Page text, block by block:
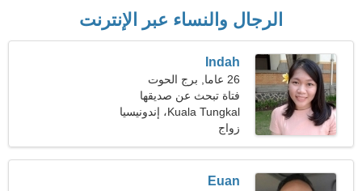
الرجال والنساء عبر الإنترنت
Indah
26 عاما, برج الحوت
فتاة تبحث عن صديقها
Kuala Tungkal، إندونيسيا
زواج
Euan